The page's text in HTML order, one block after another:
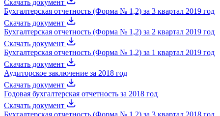
Скачать документ
Бухгалтерская отчетность (Форма № 1,2) за 3 квартал 2019 год
Скачать документ
Бухгалтерская отчетность (Форма № 1,2) за 2 квартал 2019 год
Скачать документ
Бухгалтерская отчетность (Форма № 1,2) за 1 квартал 2019 год
Скачать документ
Аудиторское заключение за 2018 год
Скачать документ
Годовая бухгалтерская отчетность за 2018 год
Скачать документ
Бухгалтерская отчетность (Форма № 1,2) за 3 квартал 2018 год